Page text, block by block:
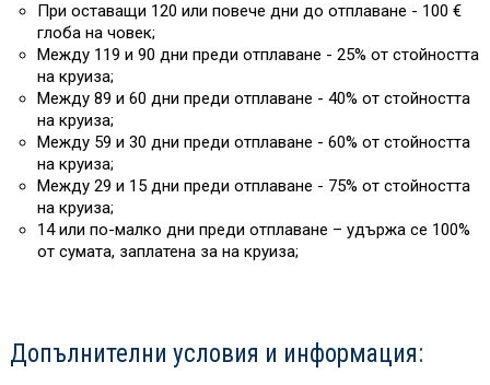
При оставащи 120 или повече дни до отплаване - 100 €
глоба на човек;
Между 119 и 90 дни преди отплаване - 25% от стойността
на круиза;
Между 89 и 60 дни преди отплаване - 40% от стойността
на круиза;
Между 59 и 30 дни преди отплаване - 60% от стойността
на круиза;
Между 29 и 15 дни преди отплаване - 75% от стойността
на круиза;
14 или по-малко дни преди отплаване – удържа се 100%
от сумата, заплатена за на круиза;
Допълнителни условия и информация: